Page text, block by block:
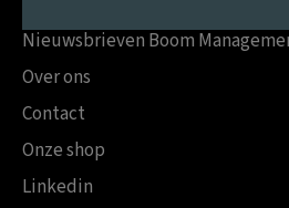
Nieuwsbrieven Boom
Over ons
Contact
Onze shop
Linkedin